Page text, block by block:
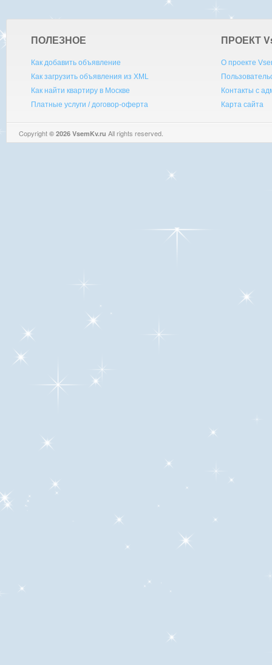
ПОЛЕЗНОЕ
Как добавить объявление
Как загрузить объявления из XML
Как найти квартиру в Москве
Платные услуги / договор-оферта
ПРОЕКТ V
О проекте
Контакты с
Карта сайта
Copyright © 2026 VsemKv.ru All rights reserved.